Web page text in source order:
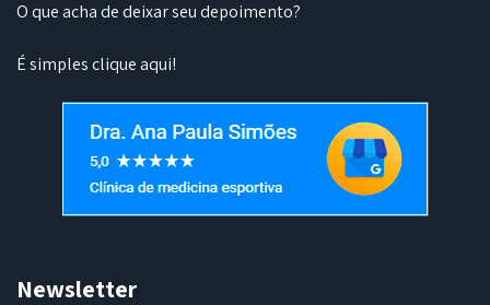
O que acha de deixar seu depoimento?
É simplesclique aqui!
Newsletter